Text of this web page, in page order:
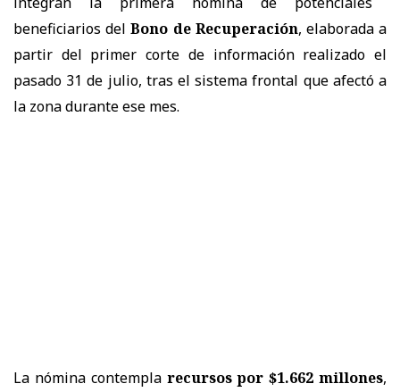
beneficiarios delBono de Recuperación, elaborada a
partir del primer corte de información realizado el
pasado 31 de julio, tras el sistema frontal que afectó a
la zona durante ese mes.
La nómina contempla recursos por $1.662 millones,